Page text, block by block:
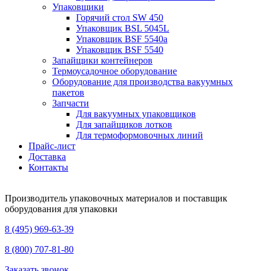
Упаковщики
Горячий стол SW 450
Упаковщик BSL 5045L
Упаковщик BSF 5540a
Упаковщик BSF 5540
Запайщики контейнеров
Термоусадочное оборудование
Оборудование для производства вакуумных
пакетов
Запчасти
Для вакуумных упаковщиков
Для запайщиков лотков
Для термоформовочных линий
Прайс-лист
Доставка
Контакты
Производитель упаковочных материалов и поставщик
оборудования для упаковки
8 (495) 969-63-39
8 (800) 707-81-80